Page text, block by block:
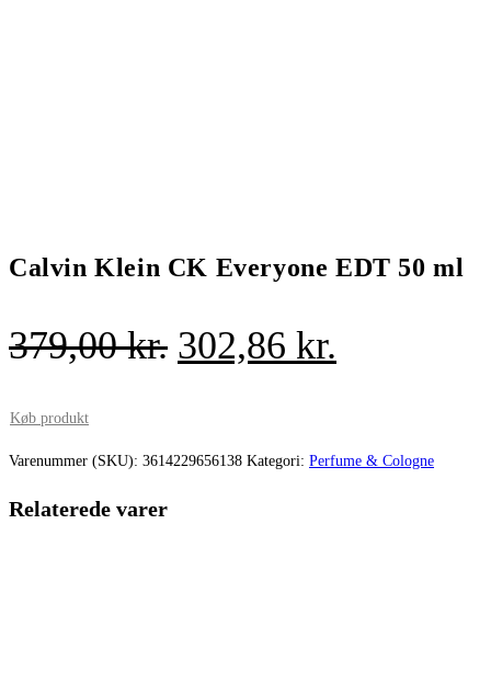
Calvin Klein CK Everyone EDT 50 ml
379,00kr. Den
var:
302,86 kr.
er:
Køb produkt
Varenummer (SKU): 3614229656138 Kategori: Perfume & Cologne
Relaterede varer